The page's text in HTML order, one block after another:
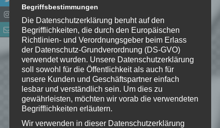
Website
*Ich habe die
Datenschutzerklärungzur
Kenntnis genommen. Ich stimme
zu, dass meine Angaben dauerhaft
gespeichert werden.
Begriffsbestimmungen
Die Datenschutzerklärung beruht auf den
Begrifflichkeiten, die durch den Europäischen
Richtlinien- und Verordnungsgeber beim Erlass
der Datenschutz-Grundverordnung (DS-GVO)
verwendet wurden. Unsere Datenschutzerklärung
soll sowohl für die Öffentlichkeit als auch für
unsere Kunden und Geschäftspartner einfach
lesbar und verständlich sein. Um dies zu
gewährleisten, möchten wir vorab die verwendeten
Begrifflichkeiten erläutern.
Wir verwenden in dieser Datenschutzerklärung